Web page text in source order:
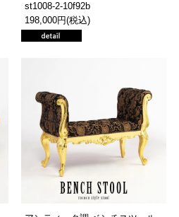
st1008-2-10f92b
198,000円(税込)